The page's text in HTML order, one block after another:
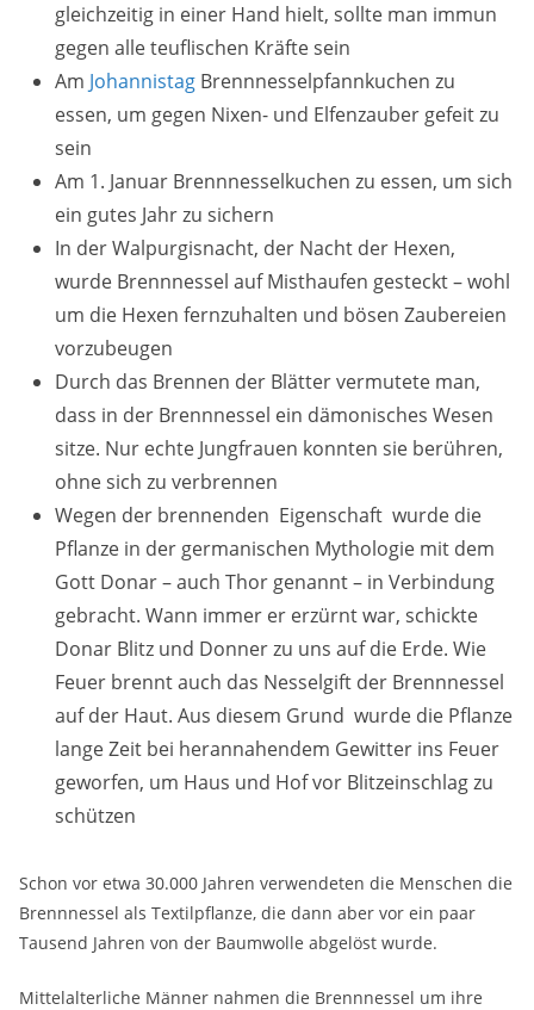
gleichzeitig in einer Hand hielt, sollte man immun
gegen alle teuflischen Kräfte sein
Am Johannistag Brennnesselpfannkuchen zu
essen, um gegen Nixen- und Elfenzauber gefeit zu
sein
Am 1. Januar Brennnesselkuchen zu essen, um sich
ein gutes Jahr zu sichern
In der Walpurgisnacht, der Nacht der Hexen,
wurde Brennnessel auf Misthaufen gesteckt – wohl
um die Hexen fernzuhalten und bösen Zaubereien
vorzubeugen
Durch das Brennen der Blätter vermutete man,
dass in der Brennnessel ein dämonisches Wesen
sitze. Nur echte Jungfrauen konnten sie berühren,
ohne sich zu verbrennen
Wegen der brennenden Eigenschaft wurde die
Pflanze in der germanischen Mythologie mit dem
Gott Donar – auch Thor genannt – in Verbindung
gebracht. Wann immer er erzürnt war, schickte
Donar Blitz und Donner zu uns auf die Erde. Wie
Feuer brennt auch das Nesselgift der Brennnessel
auf der Haut. Aus diesem Grund wurde die Pflanze
lange Zeit bei herannahendem Gewitter ins Feuer
geworfen, um Haus und Hof vor Blitzeinschlag zu
schützen
Schon vor etwa 30.000 Jahren verwendeten die Menschen die
Brennnessel als Textilpflanze, die dann aber vor ein paar
Tausend Jahren von der Baumwolle abgelöst wurde.
Mittelalterliche Männer nahmen die Brennnessel um ihre